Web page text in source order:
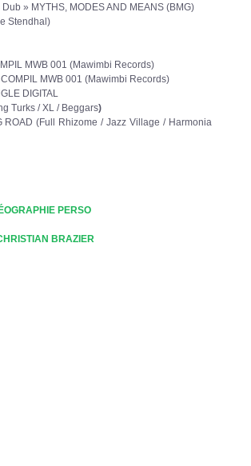
Dub » MYTHS, MODES AND MEANS (BMG)
Stendhal)
MWB 001 (Mawimbi Records)
MWB 001 (Mawimbi Records)
DIGITAL
Turks / XL / Beggars)
ROAD (Full Rhizome / Jazz Village / Harmonia
PERSO
BRAZIER